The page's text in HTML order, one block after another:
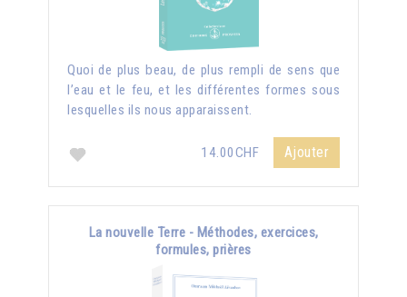
Quoi de plus beau, de plus rempli de sens que
l’eau et le feu, et les différentes formes sous
lesquelles ils nous apparaissent.
14.00CHF Ajouter
La nouvelle Terre - Méthodes, exercices,
formules, prières